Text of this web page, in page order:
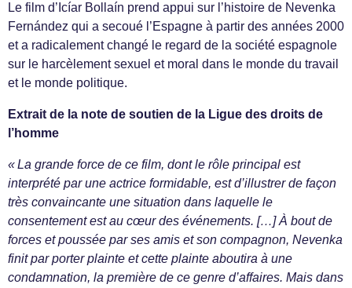
Le film d’Icíar Bollaín prend appui sur l’histoire de Nevenka
Fernández qui a secoué l’Espagne à partir des années 2000
et a radicalement changé le regard de la société espagnole
sur le harcèlement sexuel et moral dans le monde du travail
et le monde politique.
Extrait de la note de soutien de la Ligue des droits de
l’homme
« La grande force de ce film, dont le rôle principal est
interprété par une actrice formidable, est d’illustrer de façon
très convaincante une situation dans laquelle le
consentement est au cœur des événements. […] À bout de
forces et poussée par ses amis et son compagnon, Nevenka
finit par porter plainte et cette plainte aboutira à une
condamnation, la première de ce genre d’affaires. Mais dans